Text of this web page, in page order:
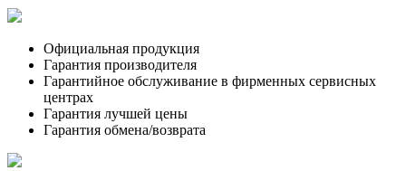
Официальная продукция
Гарантия производителя
Гарантийное обслуживание в фирменных сервисных
центрах
Гарантия лучшей цены
Гарантия обмена/возврата